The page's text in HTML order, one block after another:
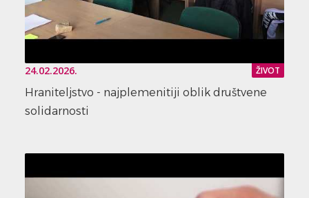
24.02.2026. ŽIVOT
Hraniteljstvo - najplemenitiji oblik društvene
solidarnosti